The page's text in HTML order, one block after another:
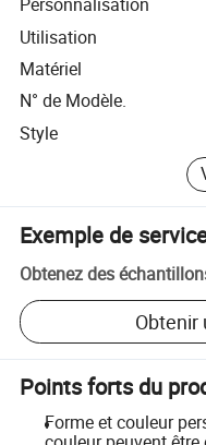
Utilisation
Matériel
N° de Modèle.
Style
Exemple de
Obtenez des
Obtenir
Points forts du
Forme et couleur